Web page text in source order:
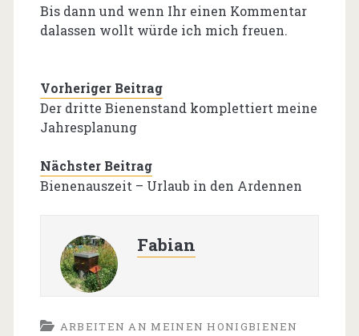
Bis dann und wenn Ihr einen Kommentar
dalassen wollt würde ich mich freuen.
Vorheriger Beitrag
Der dritte Bienenstand komplettiert meine
Jahresplanung
Nächster Beitrag
Bienenauszeit – Urlaub in den Ardennen
Fabian
ARBEITEN AN MEINEN HONIGBIENEN